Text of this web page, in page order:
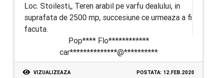
Loc. Stoilesti,, Teren arabil pe varfu dealului, in
suprafata de 2500 mp, succesiune ce urmeaza a fi
facuta.
Pop**** Flo************
car**************@**********
VIZUALIZEAZA POSTATA: 12.FEB.2020